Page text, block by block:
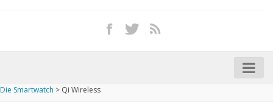
iPhone kaufen
Startseite
Die Smartwatch > Qi Wireless